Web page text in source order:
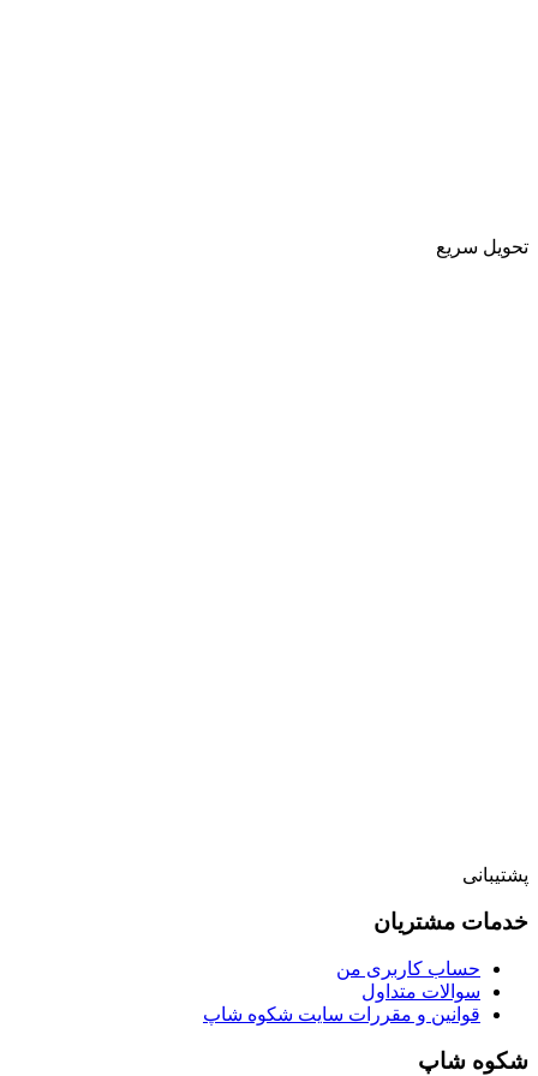
تحویل سریع
پشتیبانی
خدمات مشتریان
حساب کاربری من
سوالات متداول
قوانین و مقررات سایت شکوه شاپ
شکوه شاپ